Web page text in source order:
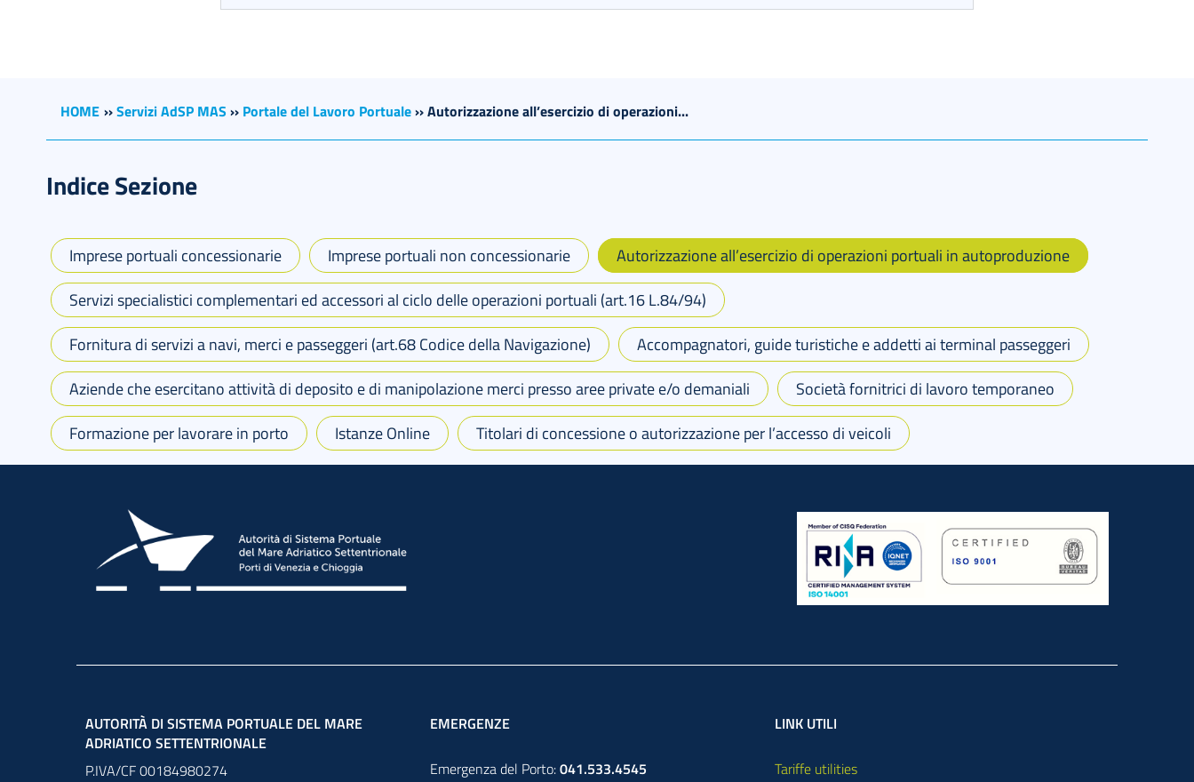
HOME ››Servizi AdSP MAS ›› Portale del Lavoro Portuale››Autorizzazione all’esercizio di operazioni...
Indice Sezione
Imprese portuali concessionarie Imprese portuali non concessionarie
Autorizzazione all’esercizio di operazioni portuali in autoproduzione
Servizi specialistici complementari ed accessori al ciclo delle operazioni portuali (art.16 L.84/94)
Fornitura di servizi a navi, merci e passeggeri (art.68 Codice della Navigazione)
Accompagnatori, guide turistiche e addetti ai terminal passeggeri
Aziende che esercitano attività di deposito e di manipolazione merci presso aree private e/o demaniali
Società fornitrici di lavoro temporaneo
Formazione per lavorare in porto
Istanze Online Titolari di concessione o autorizzazione per l’accesso di veicoli
AUTORITÀ DI SISTEMA PORTUALE DEL MARE
ADRIATICO SETTENTRIONALE
P.IVA/CF 00184980274
EMERGENZE
Emergenza del Porto:041.533.4545
LINK UTILI
Tariffe utilities